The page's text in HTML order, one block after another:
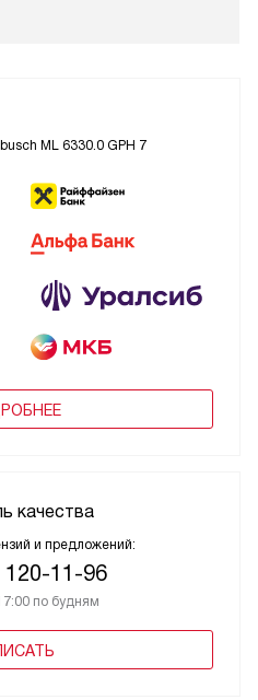
ML 6330.0 GPH 7
качества
и предложений:
120-11-96
по будням